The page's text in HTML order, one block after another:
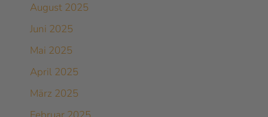
August 2025
Juni 2025
Mai 2025
April 2025
März 2025